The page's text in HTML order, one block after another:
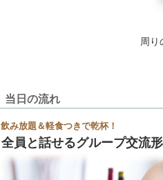
周り
当日の流れ
飲み放題＆軽食つきで乾杯！
全員と話せるグループ交流